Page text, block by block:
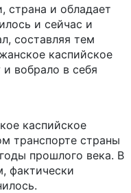
страна и обладает
и сейчас и
составляя тем
каспийское
вобрало в себя
каспийское
транспорте страны
прошлого века. В
фактически